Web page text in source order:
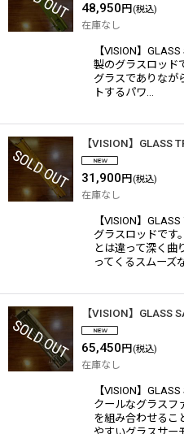
48,950 円 (税込)
在庫なし
【VISION】
製のグラスロッド
グラスでありなが
トするパワ…
【VISION】GLASS
31,900 円 (税込)
在庫なし
【VISION】
グラスロッドです
とは違って深く曲
ってくるスムーズ
【VISION】GLASS
65,450 円 (税込)
在庫なし
【VISION】
クールなグラスフ
を組み合わせるこ